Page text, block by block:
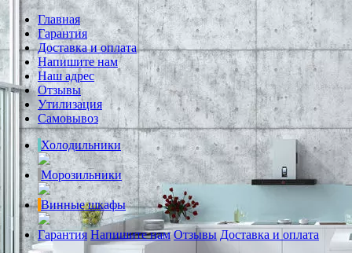
Главная
Гарантия
Доставка и оплата
Напишите нам
Наш адрес
Отзывы
Утилизация
Самовывоз
Холодильники
Морозильники
Винные шкафы
Гарантия Напишите нам Отзывы Доставка и оплата